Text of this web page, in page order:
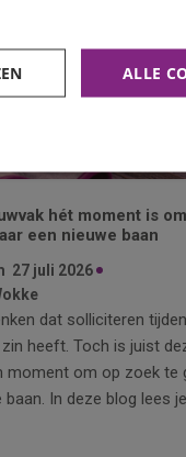
hét moment is
een nieuwe baan
27 juli 2026
dat solliciteren
heeft. Toch is juist
moment om op zoek te
baan. In deze blog lees je
ALLE